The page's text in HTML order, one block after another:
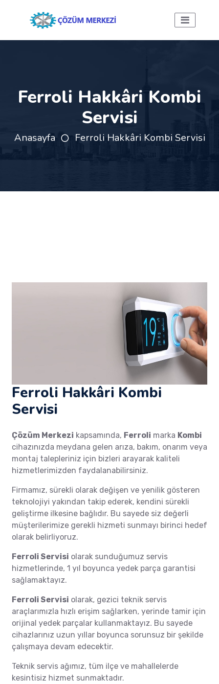
Ferroli Hakkâri Kombi
Servisi
Anasayfa Ferroli Hakkâri Kombi Servisi
Ferroli Hakkâri Kombi
Servisi
Çözüm Merkezi kapsamında, Ferroli marka Kombi
cihazınızda meydana gelen arıza, bakım, onarım veya
montaj talepleriniz için bizleri arayarak kaliteli
hizmetlerimizden faydalanabilirsiniz.
Firmamız, sürekli olarak değişen ve yenilik gösteren
teknolojiyi yakından takip ederek, kendini sürekli
geliştirme ilkesine bağlıdır. Bu sayede siz değerli
müşterilerimize gerekli hizmeti sunmayı birinci hedef
olarak belirliyoruz.
Ferroli Servisi olarak sunduğumuz servis
hizmetlerinde, 1 yıl boyunca yedek parça garantisi
sağlamaktayız.
Ferroli Servisi olarak, gezici teknik servis
araçlarımızla hızlı erişim sağlarken, yerinde tamir için
orijinal yedek parçalar kullanmaktayız. Bu sayede
cihazlarınız uzun yıllar boyunca sorunsuz bir şekilde
çalışmaya devam edecektir.
Teknik servis ağımız, tüm ilçe ve mahallelerde
kesintisiz hizmet sunmaktadır.